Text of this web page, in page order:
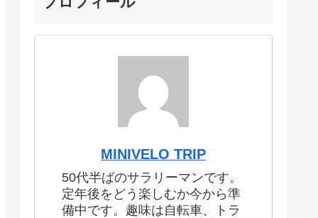
MINIVELO TRIP
50代半ばのサラリーマンです。
定年後をどう楽しむか今から準
備中です。趣味は自転車、トラ